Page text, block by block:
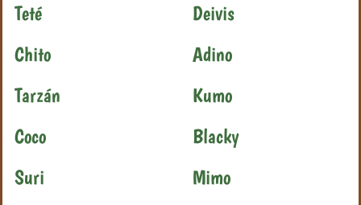
Teté
Deivis
Chito
Adino
Tarzán
Kumo
Coco
Blacky
Suri
Mimo